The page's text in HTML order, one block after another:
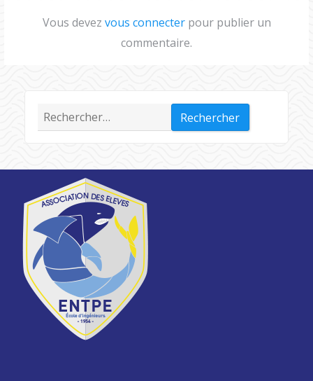
Vous devez vous connecterpour publier un
commentaire.
Rechercher :